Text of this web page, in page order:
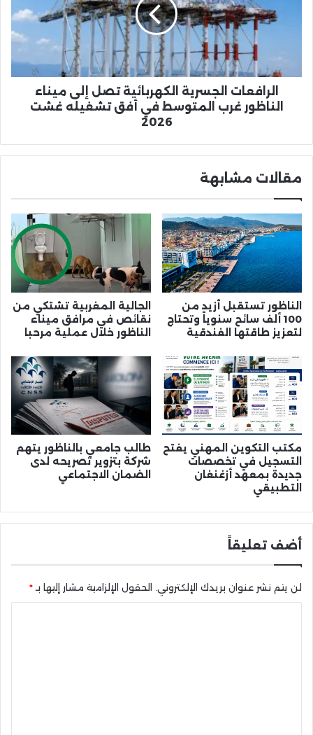
المتوسط
2026
الرافعات الجسرية الكهربائية تصل إلى ميناء
الناظور غرب المتوسط في أفق تشغيله غشت
2026
مقالات مشابهة
الناظور تستقبل أزيد من
100 ألف سائح سنوياً وتحتاج
لتعزيز طاقتها الفندقية
الجالية المغربية تشتكي من
نقائص في مرافق ميناء
الناظور خلال عملية مرحبا
مكتب التكوين المهني يفتح
التسجيل في تخصصات
جديدة بمعهد أزغنغان
التطبيقي
طالب جامعي بالناظور يتهم
شركة بتزوير تصريحه لدى
الضمان الاجتماعي
أضف تعليقاً
لن يتم نشر عنوان بريدك الإلكتروني. الحقول الإلزامية مشار إليها بـ*